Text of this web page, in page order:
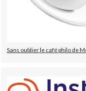
Sans oublier le café philo de